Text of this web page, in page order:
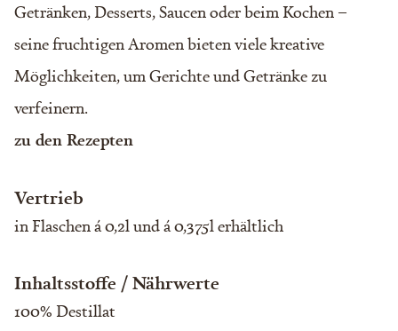
Getränken, Desserts, Saucen oder beim Kochen –
seine fruchtigen Aromen bieten viele kreative
Möglichkeiten, um Gerichte und Getränke zu
verfeinern.
zu den Rezepten
Vertrieb
in Flaschen á 0,2l und á 0,375l erhältlich
Inhaltsstoffe / Nährwerte
100% Destillat